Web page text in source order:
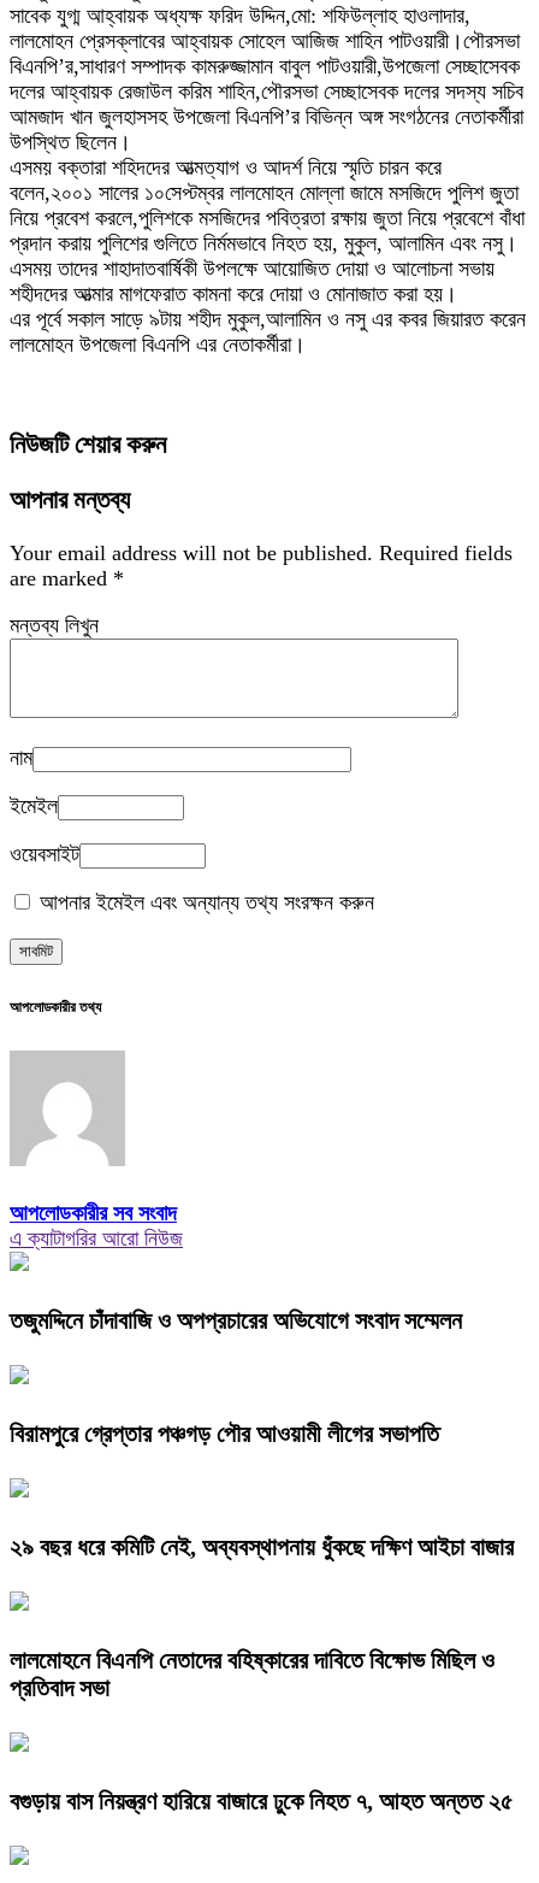
সাবেক যুগ্ম আহ্বায়ক অধ্যক্ষ ফরিদ উদ্দিন,মো: শফিউল্লাহ হাওলাদার,
লালমোহন প্রেসক্লাবের আহ্বায়ক সোহেল আজিজ শাহিন পাটওয়ারী।পৌরসভা
বিএনপি’র,সাধারণ সম্পাদক কামরুজ্জামান বাবুল পাটওয়ারী,উপজেলা সেচ্ছাসেবক
দলের আহ্বায়ক রেজাউল করিম শাহিন,পৌরসভা সেচ্ছাসেবক দলের সদস্য সচিব
আমজাদ খান জুলহাসসহ উপজেলা বিএনপি’র বিভিন্ন অঙ্গ সংগঠনের নেতাকর্মীরা
উপস্থিত ছিলেন।
এসময় বক্তারা শহিদদের আত্মত্যাগ ও আদর্শ নিয়ে স্মৃতি চারন করে
বলেন,২০০১ সালের ১০সেপ্টম্বর লালমোহন মোল্লা জামে মসজিদে পুলিশ জুতা
নিয়ে প্রবেশ করলে,পুলিশকে মসজিদের পবিত্রতা রক্ষায় জুতা নিয়ে প্রবেশে বাঁধা
প্রদান করায় পুলিশের গুলিতে নির্মমভাবে নিহত হয়, মুকুল, আলামিন এবং নসু।
এসময় তাদের শাহাদাতবার্ষিকী উপলক্ষে আয়োজিত দোয়া ও আলোচনা সভায়
শহীদদের আত্মার মাগফেরাত কামনা করে দোয়া ও মোনাজাত করা হয়।
এর পূর্বে সকাল সাড়ে ৯টায় শহীদ মুকুল,আলামিন ও নসু এর কবর জিয়ারত করেন
লালমোহন উপজেলা বিএনপি এর নেতাকর্মীরা।
নিউজটি শেয়ার করুন
আপনার মন্তব্য
Your email address will not be published. Required fields
are marked *
মন্তব্য লিখুন
নাম
ইমেইল
ওয়েবসাইট
আপনার ইমেইল এবং অন্যান্য তথ্য সংরক্ষন করুন
আপলোডকারীর তথ্য
আপলোডকারীর সব সংবাদ
এ ক্যাটাগরির আরো নিউজ
তজুমদ্দিনে চাঁদাবাজি ও অপপ্রচারের অভিযোগে সংবাদ সম্মেলন
বিরামপুরে গ্রেপ্তার পঞ্চগড় পৌর আওয়ামী লীগের সভাপতি
২৯ বছর ধরে কমিটি নেই, অব্যবস্থাপনায় ধুঁকছে দক্ষিণ আইচা বাজার
লালমোহনে বিএনপি নেতাদের বহিষ্কারের দাবিতে বিক্ষোভ মিছিল ও
প্রতিবাদ সভা
বগুড়ায় বাস নিয়ন্ত্রণ হারিয়ে বাজারে ঢুকে নিহত ৭, আহত অন্তত ২৫